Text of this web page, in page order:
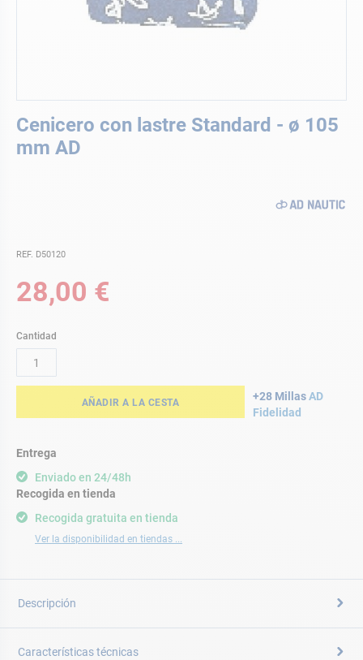
Cenicero con lastre Standard - ø 105
mm AD
REF. D50120
28,00 €
Cantidad
AÑADIR A LA CESTA +28 MillasAD
Fidelidad
Entrega
Enviado en 24/48h
Recogida gratuita en tienda
Ver la disponibilidad en tiendas ...
Recogida en tienda
al
comienzo
de
Descripción
Características técnicas